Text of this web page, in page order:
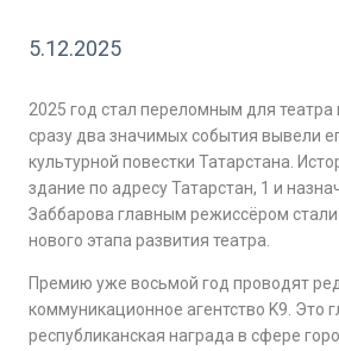
5.12.2025
2025 год стал переломным для театра
сразу два значимых события вывели
культурной повестки Татарстана.
здание по адресу Татарстан, 1 и
Заббарова главным режиссёром
нового этапа развития театра.
Премию уже восьмой год проводят
коммуникационное агентство K9. Это
республиканская награда в сфере